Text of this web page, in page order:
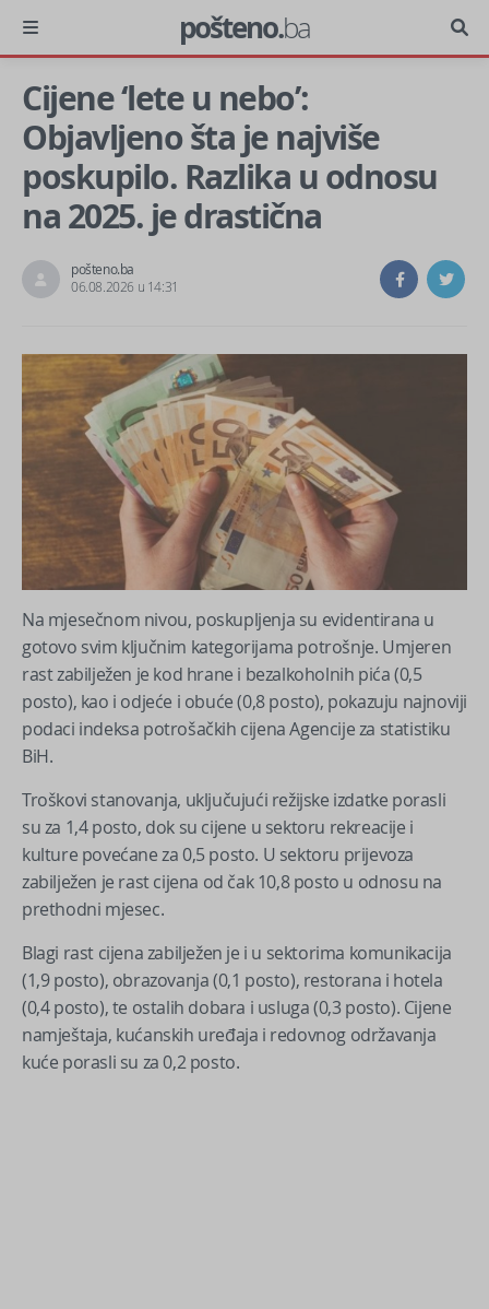
pošteno.ba
Cijene ‘lete u nebo’:
Objavljeno šta je najviše
poskupilo. Razlika u odnosu
na 2025. je drastična
pošteno.ba
06.08.2026 u 14:31
Na mjesečnom nivou, poskupljenja su evidentirana u
gotovo svim ključnim kategorijama potrošnje. Umjeren
rast zabilježen je kod hrane i bezalkoholnih pića (0,5
posto), kao i odjeće i obuće (0,8 posto), pokazuju najnoviji
podaci indeksa potrošačkih cijena Agencije za statistiku
BiH.
Troškovi stanovanja, uključujući režijske izdatke porasli
su za 1,4 posto, dok su cijene u sektoru rekreacije i
kulture povećane za 0,5 posto. U sektoru prijevoza
zabilježen je rast cijena od čak 10,8 posto u odnosu na
prethodni mjesec.
Blagi rast cijena zabilježen je i u sektorima komunikacija
(1,9 posto), obrazovanja (0,1 posto), restorana i hotela
(0,4 posto), te ostalih dobara i usluga (0,3 posto). Cijene
namještaja, kućanskih uređaja i redovnog održavanja
kuće porasli su za 0,2 posto.